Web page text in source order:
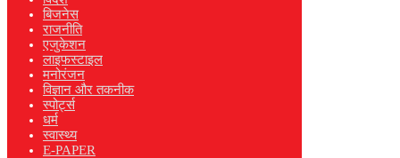
बिजनेस
राजनीति
एजुकेशन
लाइफस्टाइल
मनोरंजन
विज्ञान और तकनीक
स्पोर्ट्स
धर्म
स्वास्थ्य
E-PAPER